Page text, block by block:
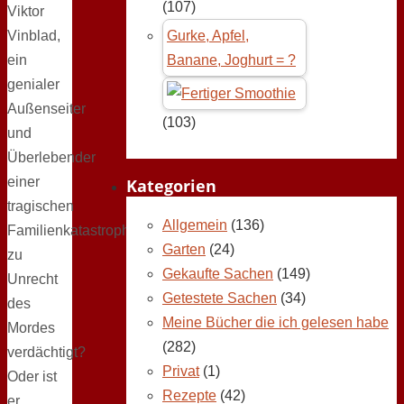
Viktor
Vinblad,
ein
genialer
Außenseiter
und
Überlebender
einer
tragischen
Familienkatastrophe,
zu
Unrecht
des
Mordes
verdächtigt?
Oder ist
er
(107)
Gurke, Apfel,
Banane, Joghurt = ?
(103)
Kategorien
Allgemein (136)
Garten (24)
Gekaufte Sachen (149)
Getestete Sachen (34)
Meine Bücher die ich gelesen habe
(282)
Privat(1)
Rezepte (42)